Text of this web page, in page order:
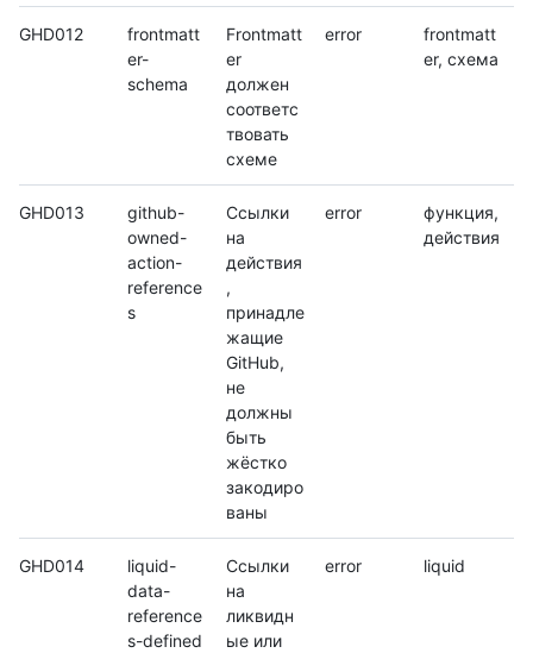
GHD012
frontmatt
er-
schema
Frontmatt
er
должен
соответс
твовать
схеме
error
frontmatt
er, схема
GHD013
github-
owned-
action-
reference
s
Ссылки
на
действия
,
принадле
жащие
GitHub,
не
должны
быть
жёстко
закодиро
ваны
error
функция,
действия
GHD014
liquid-
data-
reference
s-defined
Ссылки
на
ликвидн
ые или
error liquid